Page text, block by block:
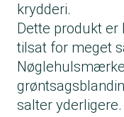
krydderi.
Dette produkt
tilsat for meget
salter yderligere.